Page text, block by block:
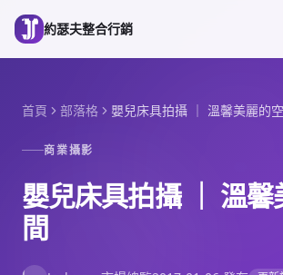
跳到主要內容
約瑟夫整合行銷
首頁 部落格 嬰兒床具拍攝 ｜ 溫馨美麗的
商業攝影
嬰兒床具拍攝 ｜ 溫
間